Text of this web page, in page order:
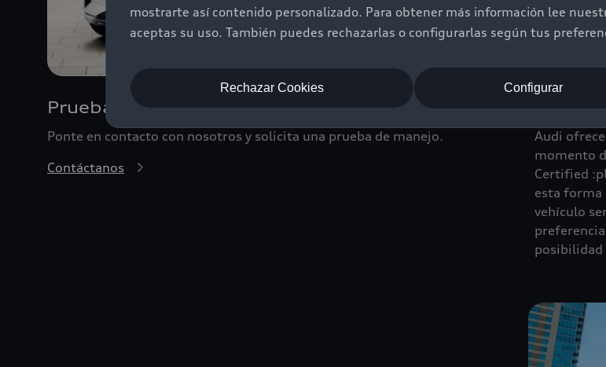
mostrarte así contenido personalizado. Para obtener más información lee
aceptas su uso. También puedes rechazarlas o configurarlas según tus
Rechazar Cookies Configurar
Prueba de manejo
Ponte en contacto con nosotros y solicita una prueba de manejo.
Contáctanos
Audi
momento
Certified
esta forma
vehículo
posibilidad